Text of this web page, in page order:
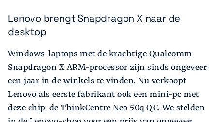
Lenovo brengt Snapdragon X naar de
desktop
Windows-laptops met de krachtige Qualcomm
Snapdragon X ARM-processor zijn sinds ongeveer
een jaar in de winkels te vinden. Nu verkoopt
Lenovo als eerste fabrikant ook een mini-pc met
deze chip, de ThinkCentre Neo 50q QC. We stelden